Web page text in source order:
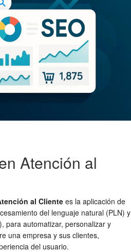
Atención al
al Cliente es la aplicación de
del lenguaje natural (PLN) y
para automatizar, personalizar y
una empresa y sus clientes,
del usuario.